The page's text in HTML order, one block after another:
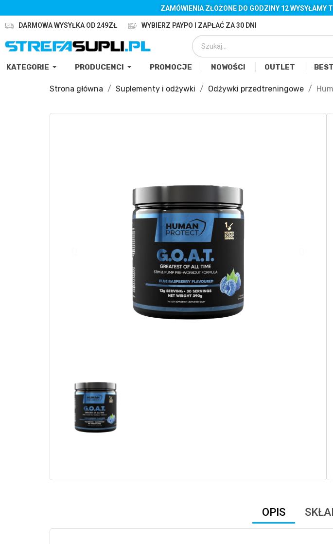
ZAMÓWIENIA ZŁOŻONE DO GODZINY 12 WYSYŁAMY
DARMOWA WYSYŁKA OD 249ZŁ WYBIERZ PAYPO I ZAPŁAĆ ZA 30 DNI
KATEGORIE PRODUCENCI PROMOCJE NOWOŚCI OUTLET
Strona główna Suplementy i odżywki Odżywki przedtreningowe
OPIS